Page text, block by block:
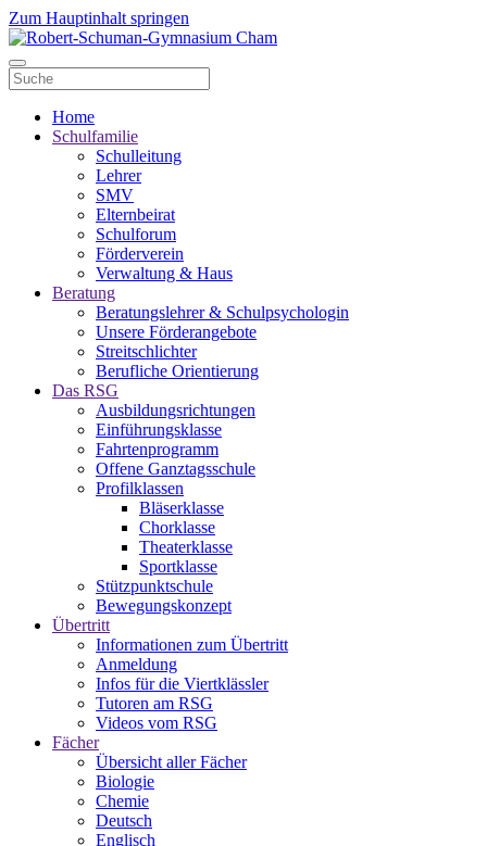
Zum Hauptinhalt springen
Home
Schulfamilie
Schulleitung
Lehrer
SMV
Elternbeirat
Schulforum
Förderverein
Verwaltung & Haus
Beratung
Beratungslehrer & Schulpsychologin
Unsere Förderangebote
Streitschlichter
Berufliche Orientierung
Das RSG
Ausbildungsrichtungen
Einführungsklasse
Fahrtenprogramm
Offene Ganztagsschule
Profilklassen
Bläserklasse
Chorklasse
Theaterklasse
Sportklasse
Stützpunktschule
Bewegungskonzept
Übertritt
Informationen zum Übertritt
Anmeldung
Infos für die Viertklässler
Tutoren am RSG
Videos vom RSG
Fächer
Übersicht aller Fächer
Biologie
Chemie
Deutsch
Englisch